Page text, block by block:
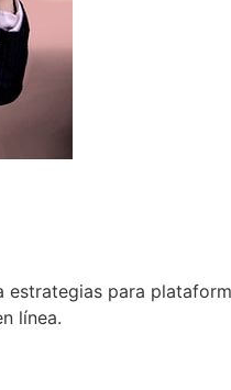
para
línea.